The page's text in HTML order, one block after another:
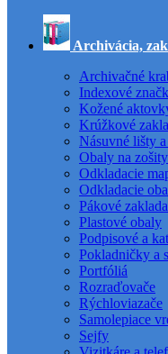
Archivácia,
Archivačné
Indexové
Kožené
Krúžkové
Násuvné lišty
Obaly na zošity
Odkladacie
Odkladacie
Pákové
Plastové obaly
Podpisové a
Pokladničky a
Portfóliá
Rozraďovače
Rýchloviazače
Samolepiace
Sejfy